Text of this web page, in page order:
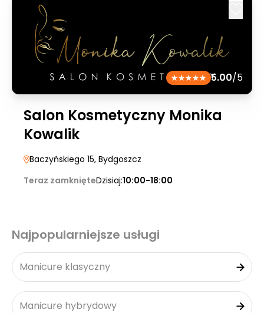
5.00/5
Salon Kosmetyczny Monika
Kowalik
Baczyńskiego 15, Bydgoszcz
Teraz zamknięteDzisiaj:10:00-18:00
Najpopularniejsze usługi
Manicure klasyczny
Manicure hybrydowy